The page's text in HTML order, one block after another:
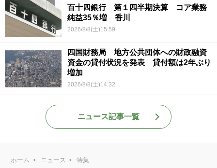
百十四銀行 第１四半期決算 コア業務
純益35％増 香川
2026/8/8(土)15:59
四国財務局 地方公共団体への財政融資
資金の貸付状況を発表 貸付額は2年ぶり
増加
2026/8/8(土)14:32
ニュース記事一覧
ホーム ニュース
特集